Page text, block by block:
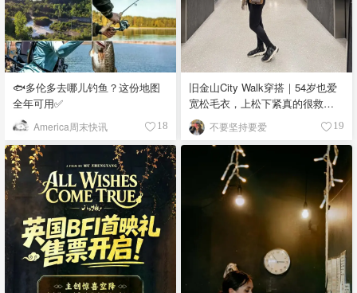
🐟多伦多去哪儿钓鱼？这份地图
全年可用✅
America周末快讯 18
旧金山City Walk穿搭｜54岁也爱
宽松毛衣，上松下紧真的很救比
例
不要坚持要爱 19